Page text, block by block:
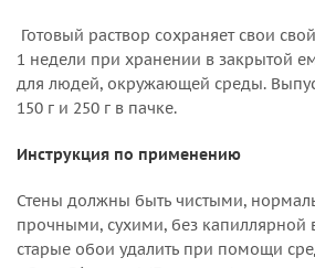
Готовый раствор сохраняет свои
1 недели при хранении в закрытой
для людей, окружающей среды.
150 г и 250 г в пачке.
Инструкция по применению
Стены должны быть чистыми,
прочными, сухими, без капиллярной
старые обои удалить при помощи